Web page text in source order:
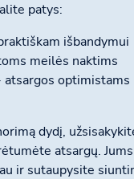
patys:
išbandymui
meilės naktims
optimistams
dydį,
atsargų.
ir sutaupysite